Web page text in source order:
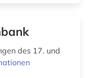
des 17. und